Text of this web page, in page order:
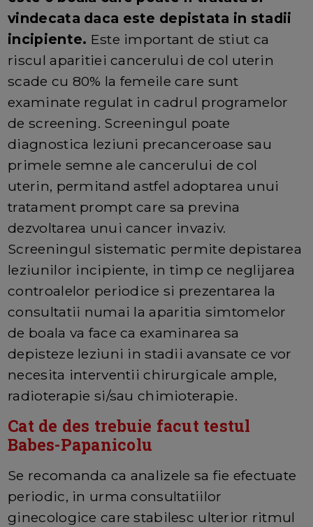
vindecata daca este depistata in stadii
incipiente. Este important de stiut ca
riscul aparitiei cancerului de col uterin
scade cu 80% la femeile care sunt
examinate regulat in cadrul programelor
de screening. Screeningul poate
diagnostica leziuni precanceroase sau
primele semne ale cancerului de col
uterin, permitand astfel adoptarea unui
tratament prompt care sa previna
dezvoltarea unui cancer invaziv.
Screeningul sistematic permite depistarea
leziunilor incipiente, in timp ce neglijarea
controalelor periodice si prezentarea la
consultatii numai la aparitia simtomelor
de boala va face ca examinarea sa
depisteze leziuni in stadii avansate ce vor
necesita interventii chirurgicale ample,
radioterapie si/sau chimioterapie.
Cat de des trebuie facut testul
Babes-Papanicolu
Se recomanda ca analizele sa fie efectuate
periodic, in urma consultatiilor
ginecologice care stabilesc ulterior ritmul